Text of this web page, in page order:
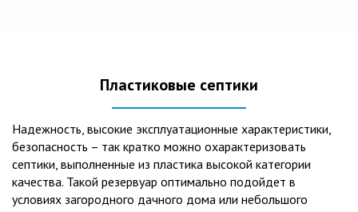
Пластиковые септики
Надежность, высокие эксплуатационные характеристики,
безопасность – так кратко можно охарактеризовать
септики, выполненные из пластика высокой категории
качества. Такой резервуар оптимально подойдет в
условиях загородного дачного дома или небольшого